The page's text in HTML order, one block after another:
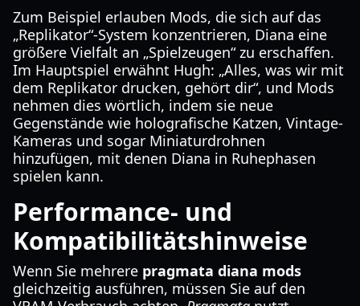
Zum Beispiel erlauben Mods, die sich auf das
„Replikator“-System konzentrieren, Diana eine
größere Vielfalt an „Spielzeugen“ zu erschaffen.
Im Hauptspiel erwähnt Hugh: „Alles, was wir mit
dem Replikator drucken, gehört dir“, und Mods
nehmen dies wörtlich, indem sie neue
Gegenstände wie holografische Katzen, Vintage-
Kameras und sogar Miniaturdrohnen
hinzufügen, mit denen Diana in Ruhephasen
spielen kann.
Performance- und
Kompatibilitätshinweise
Wenn Sie mehrere pragmata diana mods
gleichzeitig ausführen, müssen Sie auf den